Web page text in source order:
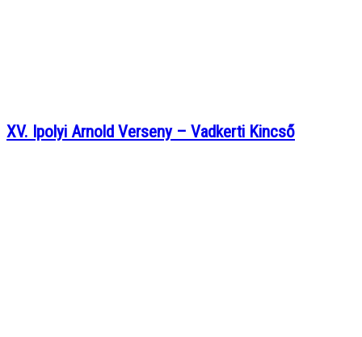
XV. Ipolyi Arnold Verseny – Vadkerti Kincső